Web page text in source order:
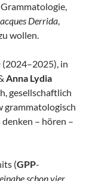
Derrida,
wollen.
(2024–2025), in
Anna Lydia
gesellschaftlich
grammatologisch
– hören –
(GPP-
schon vier